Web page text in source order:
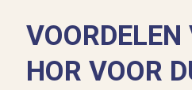
VOORDELEN
HOR VOOR